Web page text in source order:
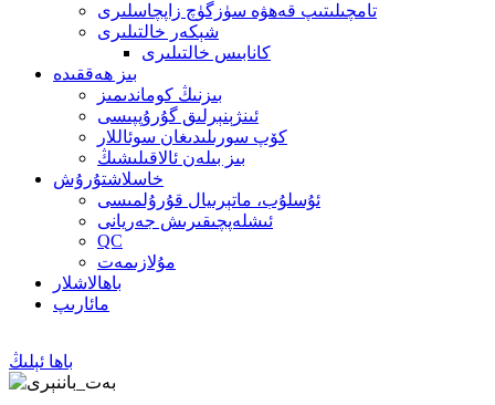
تامچىلىتىپ قەھۋە سۈزگۈچ زاپچاسلىرى
شېكەر خالتىلىرى
كانابىس خالتىلىرى
بىز ھەققىدە
بىزنىڭ كوماندىمىز
ئىنژېنېرلىق گۇرۇپپىسى
كۆپ سورىلىدىغان سوئاللار
بىز بىلەن ئالاقىلىشىڭ
خاسلاشتۇرۇش
ئۇسلۇب، ماتېرىيال قۇرۇلمىسى
ئىشلەپچىقىرىش جەريانى
QC
مۇلازىمەت
باھالاشلار
مائارىپ
باھا ئېلىڭ